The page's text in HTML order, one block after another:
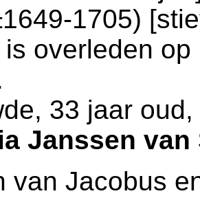
1705)
is overleden
33 jaar
Janssen van
van Jacobus